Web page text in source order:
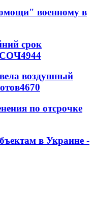
военному в
срок
СОЧ4944
воздушный
4670
по отсрочке
в Украине -